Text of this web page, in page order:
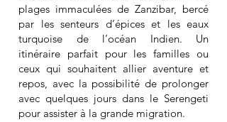
plages immaculées de Zanzibar, bercé
par les senteurs d’épices et les eaux
turquoise de l’océan Indien. Un
itinéraire parfait pour les familles ou
ceux qui souhaitent allier aventure et
repos, avec la possibilité de prolonger
avec quelques jours dans le Serengeti
pour assister à la grande migration.